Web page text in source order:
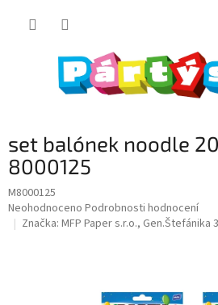
set balónek noodle
8000125
M8000125
Průměrné
hodnocení
Neohodnoceno Podrobnosti hodnocení
Značka: MFP Paper s.r.o.,